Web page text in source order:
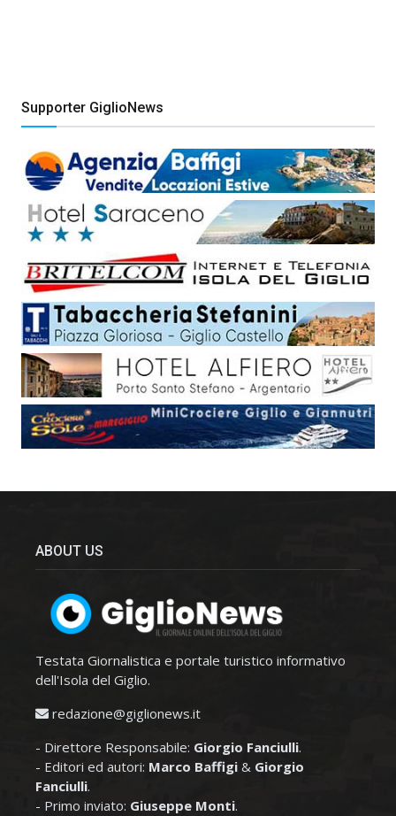
Supporter GiglioNews
ABOUT US
Testata Giornalistica e portale turistico informativo
dell'Isola del Giglio.
redazione@giglionews.it
- Direttore Responsabile: Giorgio Fanciulli.
- Editori ed autori: Marco Baffigi & Giorgio
Fanciulli.
- Primo inviato: Giuseppe Monti.